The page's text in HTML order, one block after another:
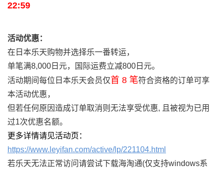
22:59
活动优惠：
在日本乐天购物并选择乐一番转运，
单笔满8,000日元，国际运费立减800日元。
活动期间每位日本乐天会员仅首 8 笔符合资格的订单可享
本活动优惠，
但若任何原因造成订单取消则无法享受优惠, 且被视为已用
过1次优惠名额。
更多详情请见活动页：
https://www.leyifan.com/active/lp/221104.html
若乐天无法正常访问请尝试下载海淘通(仅支持windows系